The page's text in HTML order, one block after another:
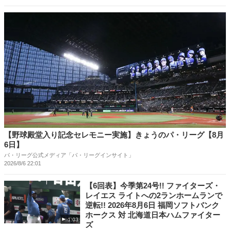
【野球殿堂入り記念セレモニー実施】きょうのパ・リーグ【8月
6日】
パ・リーグ公式メディア「パ・リーグインサイト」
2026/8/6 22:01
1:03
【6回表】今季第24号!! ファイターズ・
レイエス ライトへの2ランホームランで
逆転!! 2026年8月6日 福岡ソフトバンク
ホークス 対 北海道日本ハムファイター
ズ